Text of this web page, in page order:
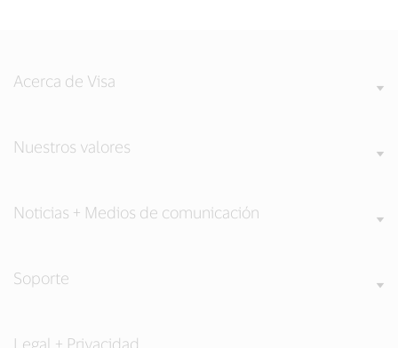
Acerca de Visa
Nuestros valores
Noticias + Medios de comunicación
Soporte
Legal + Privacidad